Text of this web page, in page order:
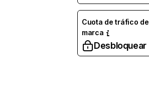
Cuota de tráfico de
marca
Desbloquear